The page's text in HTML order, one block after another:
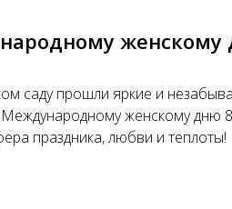
женскому
саду прошли яркие и
женскому дню
праздника, любви и теплоты!